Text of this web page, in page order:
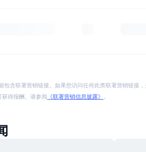
包含联署营销链接。如果您访问任何此类联署营销链接
得报酬。请参阅 《联署营销信息披露》 。